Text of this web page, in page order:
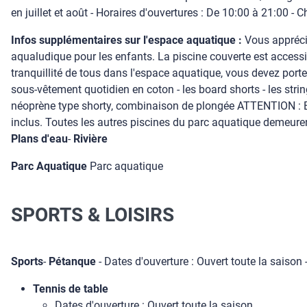
en juillet et août - Horaires d'ouvertures : De 10:00 à 21:00 -
Infos supplémentaires sur l'espace aquatique : Vous
aqualudique pour les enfants. La piscine couverte est
tranquillité de tous dans l'espace aquatique, vous devez
sous-vêtement quotidien en coton - les board shorts - les
néoprène type shorty, combinaison de plongée ATTENTION
inclus. Toutes les autres piscines du parc aquatique
Plans d'eau- Rivière
Parc Aquatique Parc aquatique
SPORTS & LOISIRS
Sports- Pétanque - Dates d'ouverture : Ouvert toute la saison
Tennis de table